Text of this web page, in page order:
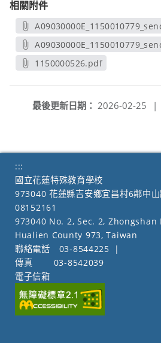
相關附件
另開新
1150000526.pdf
最後更新日期： 2026-02-25
|
:::
國立花蓮特殊教育學校
973040 花蓮縣吉安鄉宜昌村6鄰中
08152161
973040 No. 2, Sec. 2, Zhongshan
Hualien County 973, Taiwan
聯絡電話
03-8544225
|
傳真
03-8542039
電子信箱